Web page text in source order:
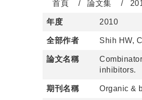
首頁 論文集
年度 2010
全部作者 Shih HW,
論文名稱
inhibitors.
期刊名稱 Organic &